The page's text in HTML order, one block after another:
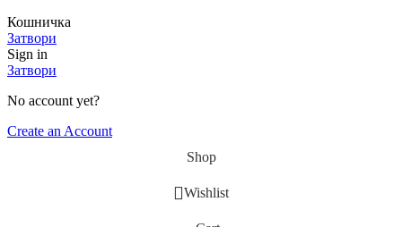
Кошничка
Затвори
Sign in
Затвори
No account yet?
Create an Account
Shop
Wishlist